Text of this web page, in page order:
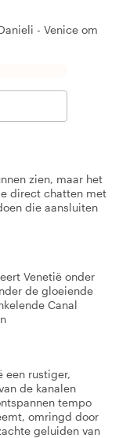
- Venice om
zien, maar het
direct chatten met
die aansluiten
Venetië onder
de gloeiende
Canal
een rustiger,
de kanalen
tempo
omringd door
geluiden van